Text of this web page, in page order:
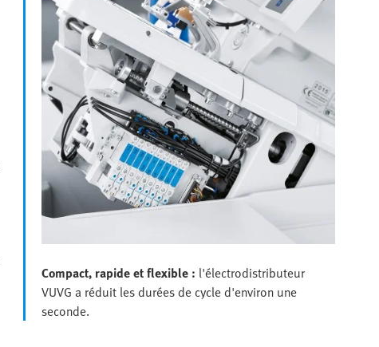
Compact, rapide et flexible : l'électrodistributeur
VUVG a réduit les durées de cycle d'environ une
seconde.